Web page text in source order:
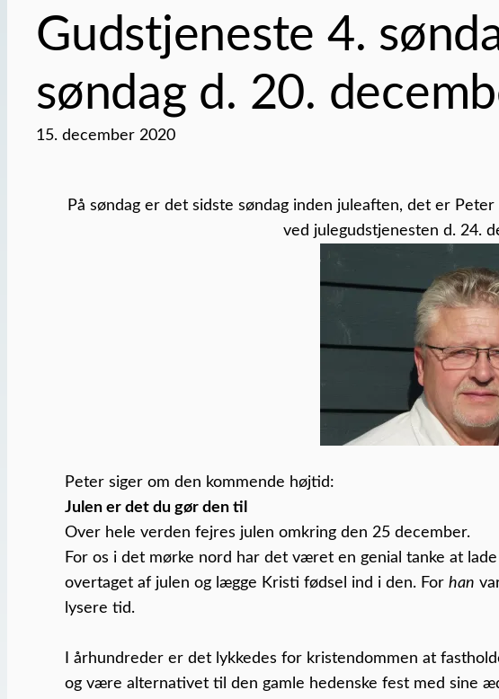
Gudstjeneste 4.
søndag d. 20.
15. december 2020
På søndag er det sidste søndag inden juleaften, det er
ved julegudstjenesten d. 24.
Peter siger om den kommende højtid:
Julen er det du gør den til
Over hele verden fejres julen omkring den 25 december.
For os i det mørke nord har det været en genial tanke at
overtaget af julen og lægge Kristi fødsel ind i den. For han
lysere tid.
I århundreder er det lykkedes for kristendommen at
og være alternativet til den gamle hedenske fest med sine